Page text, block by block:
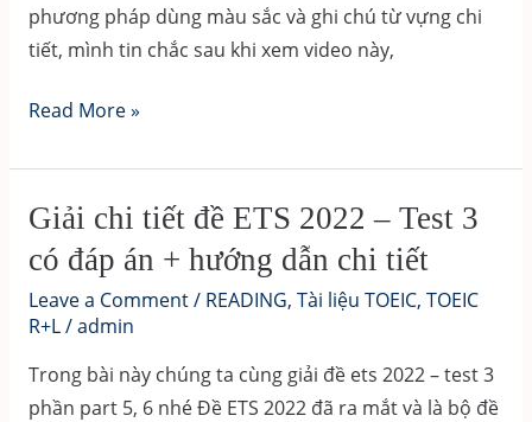
án
+
dẫn
phương pháp dùng màu sắc và ghi chú từ vựng chi
tiết, mình tin chắc sau khi xem video này,
Giải
tiết
đề
ETS
2022
–
Test
4
có
Read More »
Giải chi tiết đề ETS 2022 – Test 3
có đáp án + hướng dẫn chi tiết
Leave a Comment/ READING, Tài liệu TOEIC, TOEIC
R+L/admin
Trong bài này chúng ta cùng giải đề ets 2022 – test 3
phần part 5, 6 nhé Đề ETS 2022 đã ra mắt và là bộ đề